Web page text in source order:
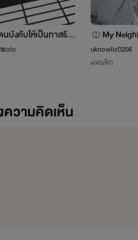
นบังคับให้เป็นทาสรัก
ยolo
My
าย เด็กผู้
ค]
uknowlic0206
แฟนฟิก
ความคิดเห็น